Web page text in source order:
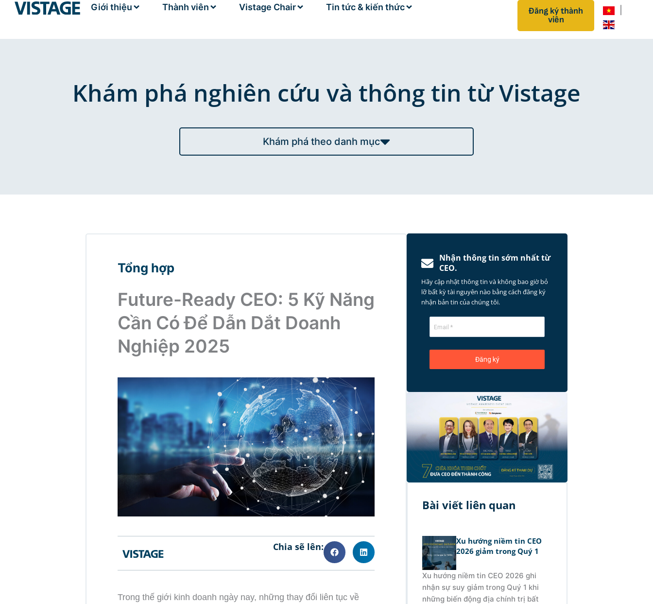
Giới thiệu Thành viên Vistage Chair Tin tức & kiến thức
Đăng ký thành
viên
Khám phá nghiên cứu và thông tin từ Vistage
Khám phá theo danh mục
Nhận thông tin sớm nhất từ ​​
CEO.
Hãy cập nhật thông tin và không bao giờ bỏ
lỡ bất kỳ tài nguyên nào bằng cách đăng ký
nhận bản tin của chúng tôi.
Bài viết liên quan
Xu hướng niềm tin CEO
2026 giảm trong Quý 1
Xu hướng niềm tin CEO 2026 ghi
nhận sự suy giảm trong Quý 1 khi
những biến động địa chính trị bất
Tổng hợp
Future-Ready CEO: 5 Kỹ Năng
Cần Có Để Dẫn Dắt Doanh
Nghiệp 2025
Chia sẽ lên:
Trong thế giới kinh doanh ngày nay, những thay đổi liên tục về